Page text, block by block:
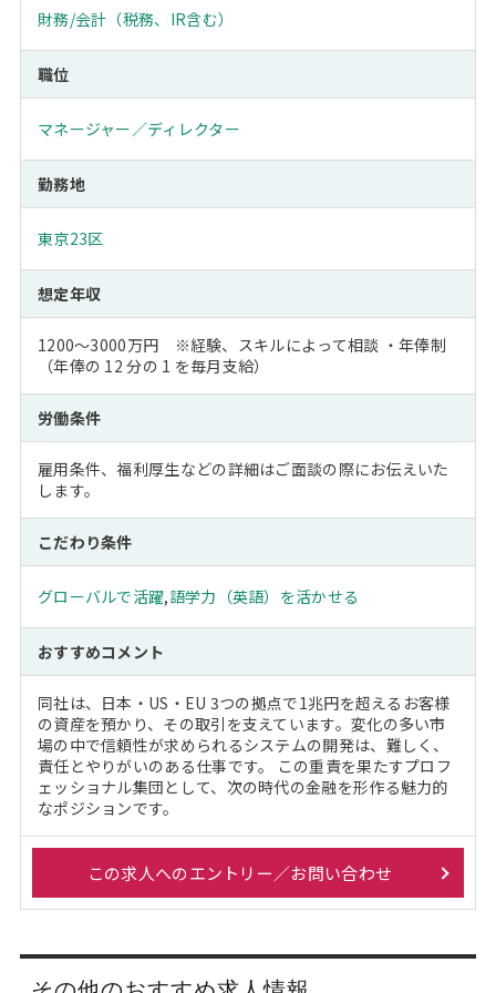
財務/会計（税務、IR含む）
職位
マネージャー／ディレクター
勤務地
東京23区
想定年収
1200～3000万円 ※経験、スキルによって相談 ・年俸制
（年俸の 12 分の 1 を毎月支給）
労働条件
雇用条件、福利厚生などの詳細はご面談の際にお伝えいた
します。
こだわり条件
グローバルで活躍,語学力（英語）を活かせる
おすすめコメント
同社は、日本・US・EU 3つの拠点で1兆円を超えるお客様
の資産を預かり、その取引を支えています。変化の多い市
場の中で信頼性が求められるシステムの開発は、難しく、
責任とやりがいのある仕事です。 この重責を果たすプロフ
ェッショナル集団として、次の時代の金融を形作る魅力的
なポジションです。
この求人へのエントリー／お問い合わせ